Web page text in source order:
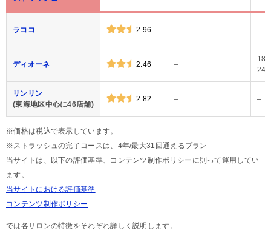
ラココ 2.96 – –
ディオーネ 2.46 –
18
24
リンリン
(東海地区中心に46店舗)
2.82 – –
※価格は税込で表示しています。
※ストラッシュの完了コースは、4年/最大31回通えるプラン
当サイトは、以下の評価基準、コンテンツ制作ポリシーに則って運用してい
ます。
当サイトにおける評価基準
コンテンツ制作ポリシー
では各サロンの特徴をそれぞれ詳しく説明します。